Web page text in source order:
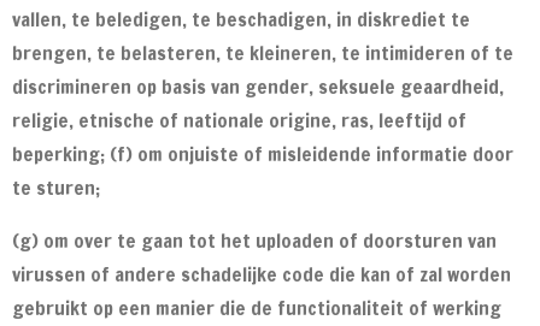
vallen, te beledigen, te beschadigen, in diskrediet te
brengen, te belasteren, te kleineren, te intimideren of te
discrimineren op basis van gender, seksuele geaardheid,
religie, etnische of nationale origine, ras, leeftijd of
beperking; (f) om onjuiste of misleidende informatie door
te sturen;
(g) om over te gaan tot het uploaden of doorsturen van
virussen of andere schadelijke code die kan of zal worden
gebruikt op een manier die de functionaliteit of werking